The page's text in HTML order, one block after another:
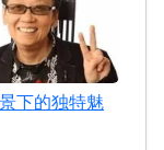
下的独特魅